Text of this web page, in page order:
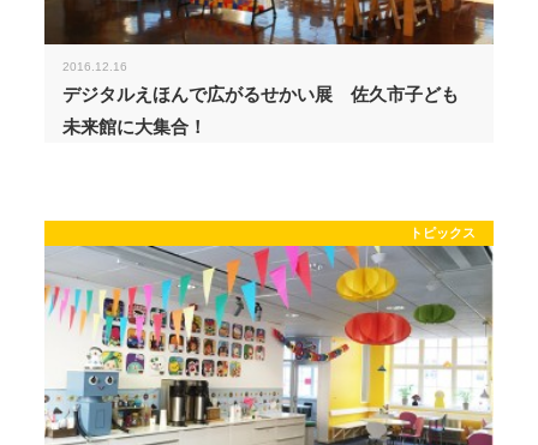
2016.12.16
デジタルえほんで広がるせかい展 佐久市子ども
未来館に大集合！
トピックス